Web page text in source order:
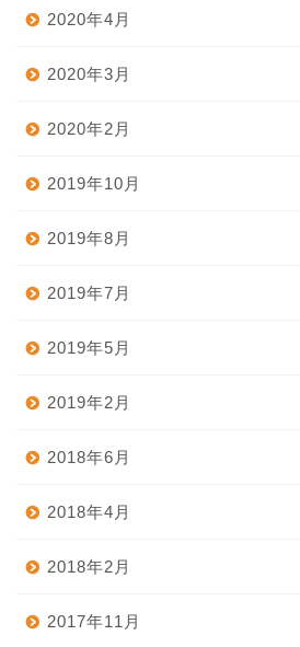
2020年4月
2020年3月
2020年2月
2019年10月
2019年8月
2019年7月
2019年5月
2019年2月
2018年6月
2018年4月
2018年2月
2017年11月